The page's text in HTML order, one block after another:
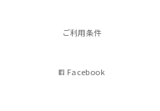
ご利用条件
Facebook